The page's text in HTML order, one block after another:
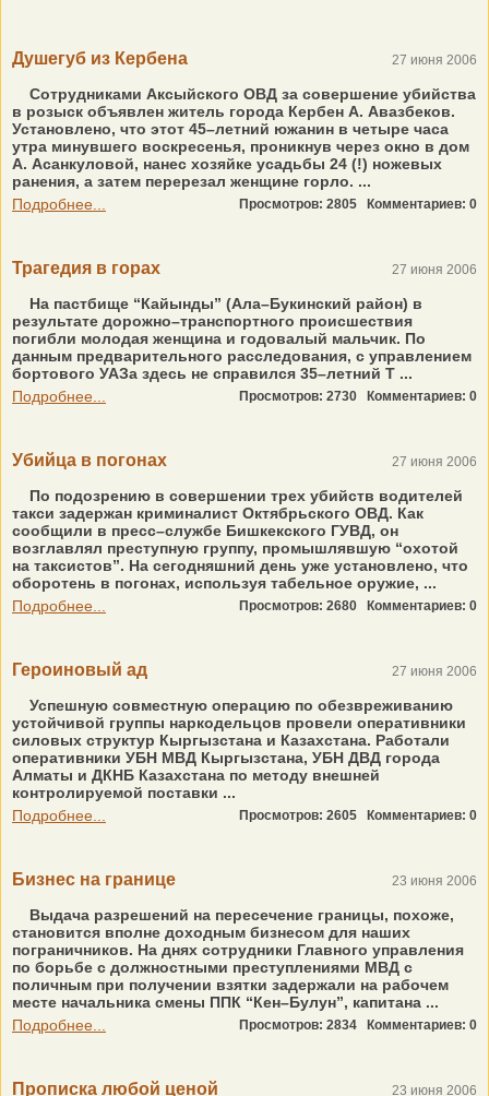
Душегуб из Кербена 27 июня 2006
Сотрудниками Аксыйского ОВД за совершение убийства
в розыск объявлен житель города Кербен А. Авазбеков.
Установлено, что этот 45–летний южанин в четыре часа
утра минувшего воскресенья, проникнув через окно в дом
А. Асанкуловой, нанес хозяйке усадьбы 24 (!) ножевых
ранения, а затем перерезал женщине горло. ...
Подробнее...
Просмотров: 2805 Комментариев: 0
Трагедия в горах 27 июня 2006
На пастбище “Кайынды” (Ала–Букинский район) в
результате дорожно–транспортного происшествия
погибли молодая женщина и годовалый мальчик. По
данным предварительного расследования, с управлением
бортового УАЗа здесь не справился 35–летний Т ...
Подробнее...
Просмотров: 2730 Комментариев: 0
Убийца в погонах 27 июня 2006
По подозрению в совершении трех убийств водителей
такси задержан криминалист Октябрьского ОВД. Как
сообщили в пресс–службе Бишкекского ГУВД, он
возглавлял преступную группу, промышлявшую “охотой
на таксистов”. На сегодняшний день уже установлено, что
оборотень в погонах, используя табельное оружие, ...
Подробнее...
Просмотров: 2680 Комментариев: 0
Героиновый ад 27 июня 2006
Успешную совместную операцию по обезвреживанию
устойчивой группы наркодельцов провели оперативники
силовых структур Кыргызстана и Казахстана. Работали
оперативники УБН МВД Кыргызстана, УБН ДВД города
Алматы и ДКНБ Казахстана по методу внешней
контролируемой поставки ...
Подробнее...
Просмотров: 2605 Комментариев: 0
Бизнес на границе 23 июня 2006
Выдача разрешений на пересечение границы, похоже,
становится вполне доходным бизнесом для наших
пограничников. На днях сотрудники Главного управления
по борьбе с должностными преступлениями МВД с
поличным при получении взятки задержали на рабочем
месте начальника смены ППК “Кен–Булун”, капитана ...
Подробнее...
Просмотров: 2834 Комментариев: 0
Прописка любой ценой 23 июня 2006